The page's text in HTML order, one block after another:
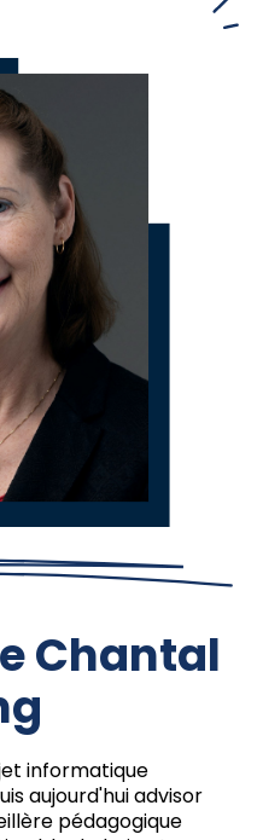
Chantal
informatique
aujourd'hui advisor
pédagogique